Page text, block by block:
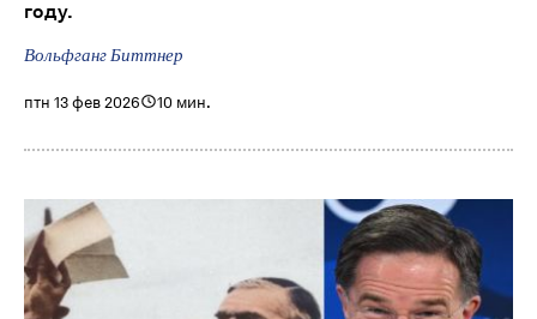
году.
Вольфганг Биттнер
птн 13 фев 2026 10 мин.